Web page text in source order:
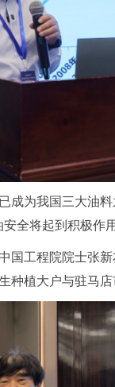
成为我国三大油
全将起到积极作
国工程院院士张
种植大户与驻马